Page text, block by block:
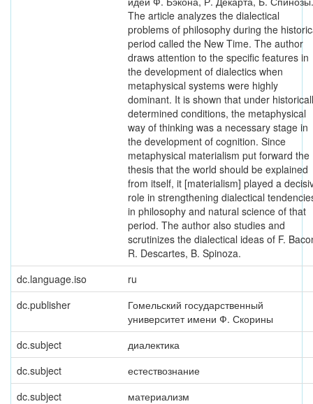
The article analyzes the dialectical
problems of philosophy during the
period called the New Time. The author
draws attention to the specific features in
the development of dialectics when
metaphysical systems were highly
dominant. It is shown that under
determined conditions, the metaphysical
way of thinking was a necessary stage in
the development of cognition. Since
metaphysical materialism put forward the
thesis that the world should be explained
from itself, it [materialism] played a
role in strengthening dialectical
in philosophy and natural science of that
period. The author also studies and
scrutinizes the dialectical ideas of F.
R. Descartes, B. Spinoza.
dc.language.iso
ru
dc.publisher
Гомельский государственный
университет имени Ф. Скорины
dc.subject
диалектика
dc.subject
естествознание
dc.subject
материализм